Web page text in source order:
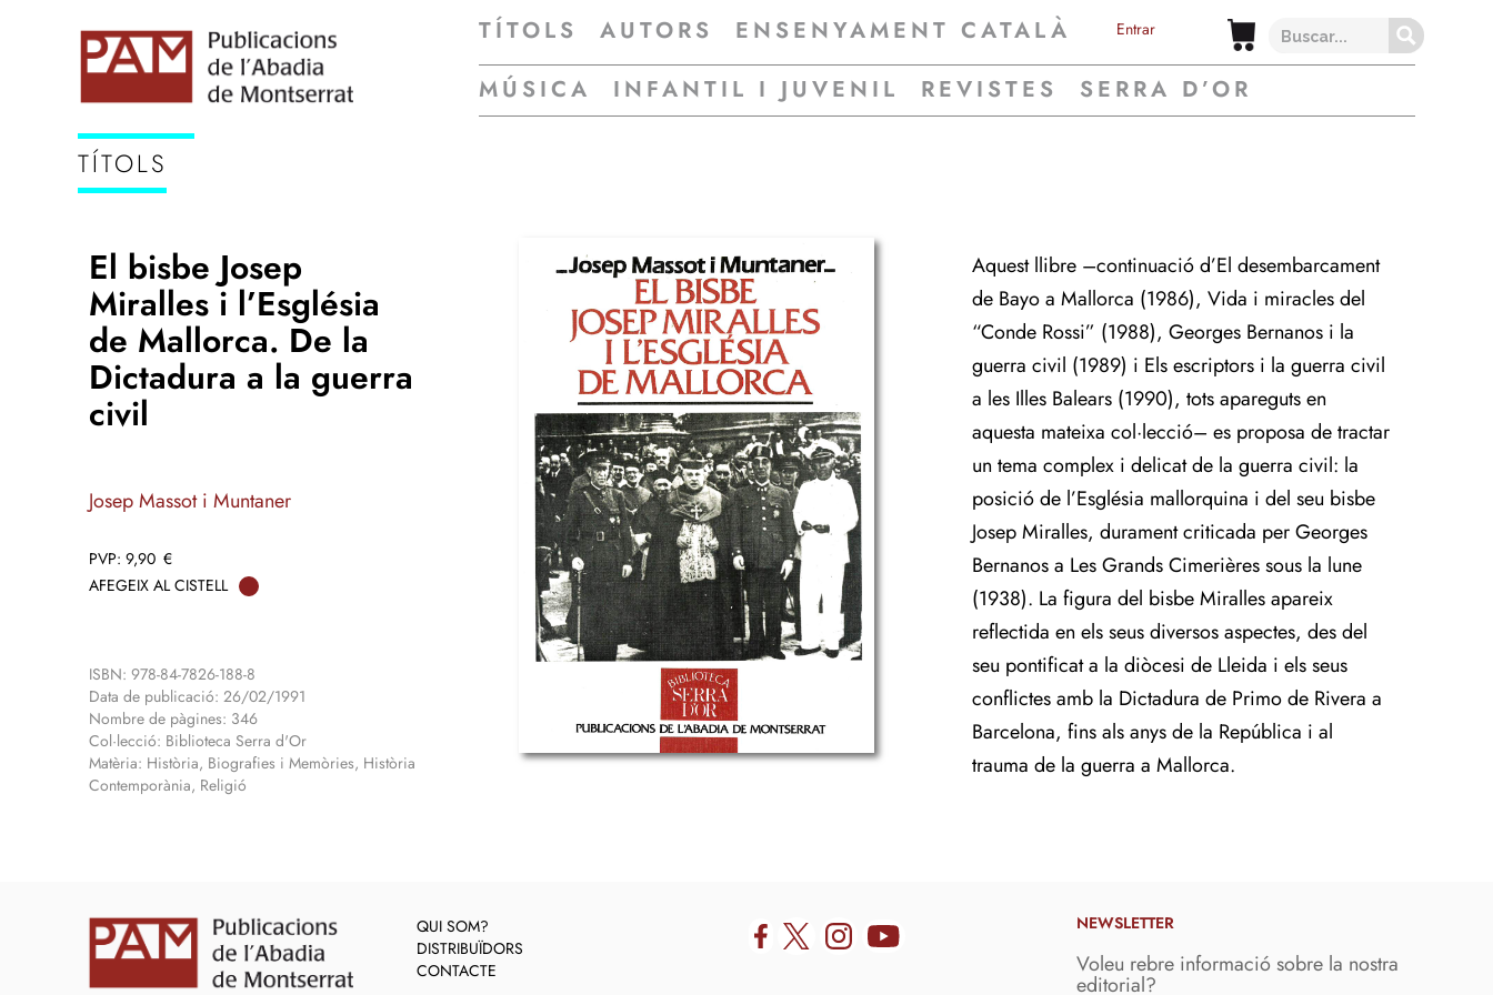
TÍTOLS AUTORS ENSENYAMENT CATALÀ Entrar
MÚSICA INFANTIL I JUVENIL REVISTES SERRA D’OR
TÍTOLS
El bisbe Josep
Miralles i l’Església
de Mallorca. De la
Dictadura a la guerra
civil
Josep Massot i Muntaner
9,90 €
AFEGEIX AL CISTELL
ISBN: 978-84-7826-188-8
Data de publicació: 26/02/1991
Nombre de pàgines: 346
Col·lecció: Biblioteca Serra d'Or
Matèria: Història, Biografies i Memòries, Història
Contemporània, Religió
Aquest llibre –continuació d’El desembarcament
de Bayo a Mallorca (1986), Vida i miracles del
“Conde Rossi” (1988), Georges Bernanos i la
guerra civil (1989) i Els escriptors i la guerra civil
a les Illes Balears (1990), tots apareguts en
aquesta mateixa col·lecció– es proposa de tractar
un tema complex i delicat de la guerra civil: la
posició de l’Església mallorquina i del seu bisbe
Josep Miralles, durament criticada per Georges
Bernanos a Les Grands Cimerières sous la lune
(1938). La figura del bisbe Miralles apareix
reflectida en els seus diversos aspectes, des del
seu pontificat a la diòcesi de Lleida i els seus
conflictes amb la Dictadura de Primo de Rivera a
Barcelona, fins als anys de la República i al
trauma de la guerra a Mallorca.
QUI SOM?
DISTRIBUÏDORS
CONTACTE
NEWSLETTER
Voleu rebre informació sobre la nostra
editorial?